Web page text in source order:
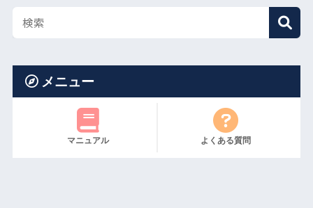
メニュー
マニュアル よくある質問